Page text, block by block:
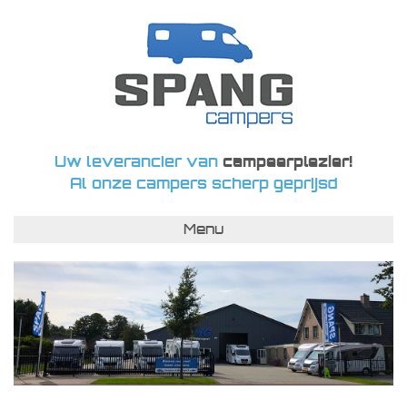
Uw leverancier van campeerplezier!
Al onze campers scherp geprijsd
Menu